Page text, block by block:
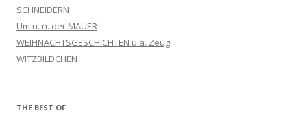
SCHNEIDERN
Um u. n. der MAUER
WEIHNACHTSGESCHICHTEN u.a. Zeug
WITZBILDCHEN
THE BEST OF